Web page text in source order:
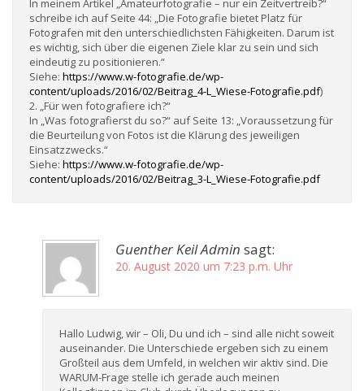
In meinem Artikel „Amateurfotografie – nur ein Zeitvertreib?“
schreibe ich auf Seite 44: „Die Fotografie bietet Platz für
Fotografen mit den unterschiedlichsten Fähigkeiten. Darum ist
es wichtig, sich über die eigenen Ziele klar zu sein und sich
eindeutig zu positionieren.“
Siehe: https://www.w-fotografie.de/wp-
content/uploads/2016/02/Beitrag_4-L_Wiese-Fotografie.pdf)
2. „Für wen fotografiere ich?“
In „Was fotografierst du so?“ auf Seite 13: „Voraussetzung für
die Beurteilung von Fotos ist die Klärung des jeweiligen
Einsatzzwecks.“
Siehe: https://www.w-fotografie.de/wp-
content/uploads/2016/02/Beitrag_3-L_Wiese-Fotografie.pdf
Guenther Keil Admin sagt:
20. August 2020 um 7:23 p.m. Uhr
Hallo Ludwig, wir – Oli, Du und ich – sind alle nicht soweit
auseinander. Die Unterschiede ergeben sich zu einem
Großteil aus dem Umfeld, in welchen wir aktiv sind. Die
WARUM-Frage stelle ich gerade auch meinen